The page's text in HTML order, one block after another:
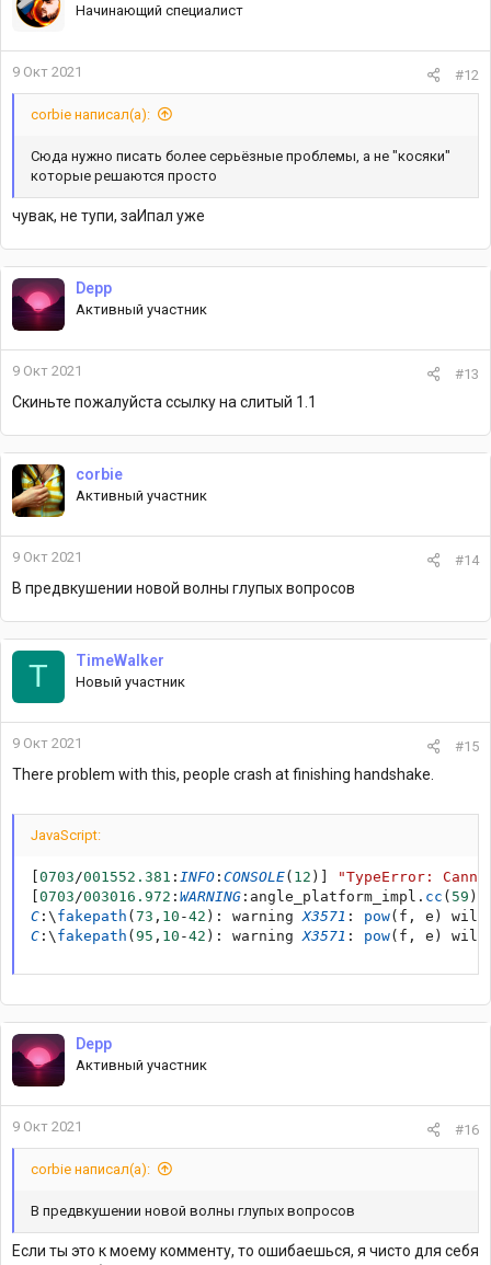
Начинающий специалист
9 Окт 2021 #12
corbie написал(а):
Сюда нужно писать более серьёзные проблемы, а не "косяки"
которые решаются просто
чувак, не тупи, заИпал уже
Depp
Активный участник
9 Окт 2021 #13
Скиньте пожалуйста ссылку на слитый 1.1
corbie
Активный участник
9 Окт 2021 #14
В предвкушении новой волны глупых вопросов
T TimeWalker
Новый участник
9 Окт 2021 #15
There problem with this, people crash at finishing handshake.
JavaScript:
0703 /001552.381 : INFO : CONSOLE( 12 )
"TypeError:
0703 /003016.972 : WARNING : angle_platform_impl . cc ( 59 )
C : \ fakepath ( 73 , 10 -42 ) : warning X3571 : pow( f , e )
will
C : \ fakepath ( 95 , 10 -42 ) : warning X3571 : pow( f , e ) will
Depp
Активный участник
9 Окт 2021 #16
corbie написал(а):
В предвкушении новой волны глупых вопросов
Если ты это к моему комменту, то ошибаешься, я чисто для себя